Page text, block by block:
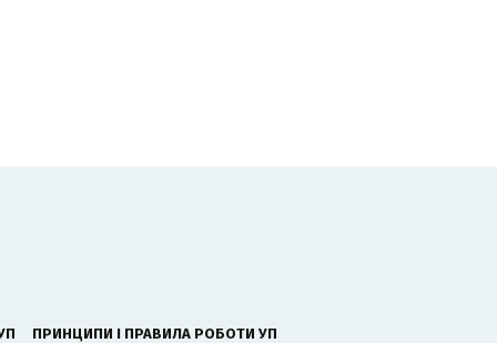
ПРИНЦИПИ І ПРАВИЛА РОБОТИ УП